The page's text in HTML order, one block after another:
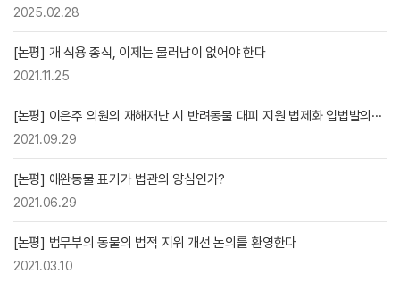
2025.02.28
[논평] 개 식용 종식, 이제는 물러남이 없어야 한다
2021.11.25
[논평] 이은주 의원의 재해재난 시 반려동물 대피 지원 법제화 입법발의···
2021.09.29
[논평] 애완동물 표기가 법관의 양심인가?
2021.06.29
[논평] 법무부의 동물의 법적 지위 개선 논의를 환영한다
2021.03.10